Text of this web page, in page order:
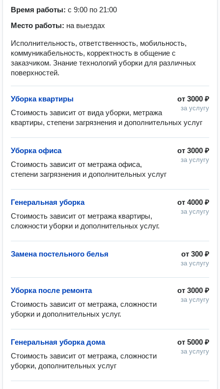
Время работы: с 9:00 по 21:00
Место работы: на выездах
Исполнительность, ответственность, мобильность,
коммуникабельность, корректность в общение с
заказчиком. Знание технологий уборки для различных
поверхностей.
от 3000 ₽
за услугу
Уборка квартиры
Стоимость зависит от вида уборки, метража
квартиры, степени загрязнения и дополнительных услуг
от 3000 ₽
за услугу
Уборка офиса
Стоимость зависит от метража офиса,
степени загрязнения и дополнительных услуг
от 4000 ₽
за услугу
Генеральная уборка
Стоимость зависит от метража квартиры,
сложности уборки и дополнительных услуг.
от 300 ₽
за услугу
Замена постельного белья
от 3000 ₽
за услугу
Уборка после ремонта
Стоимость зависит от метража, сложности
уборки и дополнительных услуг.
от 5000 ₽
за услугу
Генеральная уборка дома
Стоимость зависит от метража, сложности
уборки, дополнительных услуг